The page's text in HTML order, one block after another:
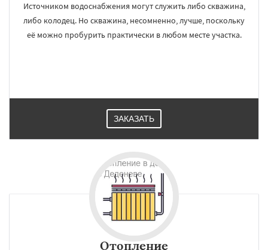
Источником водоснабжения могут служить либо скважина,
либо колодец. Но скважина, несомненно, лучше, поскольку
её можно пробурить практически в любом месте участка.
ЗАКАЗАТЬ
Отопление